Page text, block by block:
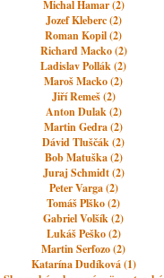
Michal Hamar (2)
Jozef Kleberc (2)
Roman Kopil (2)
Richard Macko (2)
Ladislav Pollák (2)
Maroš Macko (2)
Jiří Remeš (2)
Anton Dulak (2)
Martin Gedra (2)
Dávid Tluščák (2)
Bob Matuška (2)
Juraj Schmidt (2)
Peter Varga (2)
Tomáš Plško (2)
Gabriel Volšík (2)
Lukáš Peško (2)
Martin Serfozo (2)
Katarína Dudíková (1)